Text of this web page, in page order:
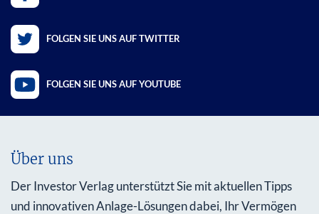
FOLGEN SIE UNS AUF TWITTER
FOLGEN SIE UNS AUF YOUTUBE
Über uns
Der Investor Verlag unterstützt Sie mit aktuellen Tipps
und innovativen Anlage-Lösungen dabei, Ihr Vermögen